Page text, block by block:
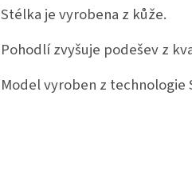
Stélka je vyrobena z kůže.
Pohodlí zvyšuje podešev z
Model vyroben z technologie